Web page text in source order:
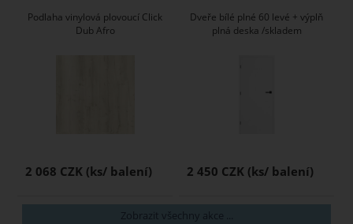
Podlaha vinylová plovoucí Click
Dub Afro
2 068 CZK
Dveře bílé plné 60 levé + výplň
plná deska /skladem
2 450 CZK
Zobrazit všechny akce ...